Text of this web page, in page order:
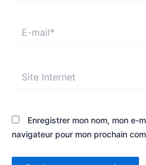
mail*
Internet
Enregistrer mon nom, mon e-
navigateur pour mon prochain